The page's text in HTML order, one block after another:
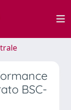
BSC-